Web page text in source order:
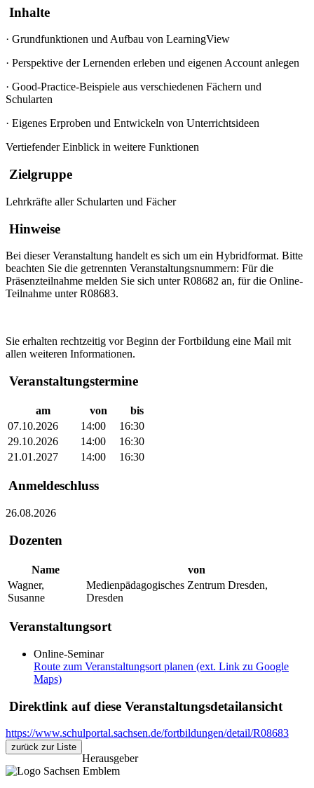
Inhalte
· Grundfunktionen und Aufbau von LearningView
· Perspektive der Lernenden erleben und eigenen Account anlegen
· Good-Practice-Beispiele aus verschiedenen Fächern und
Schularten
· Eigenes Erproben und Entwickeln von Unterrichtsideen
Vertiefender Einblick in weitere Funktionen
Zielgruppe
Lehrkräfte aller Schularten und Fächer
Hinweise
Bei dieser Veranstaltung handelt es sich um ein Hybridformat. Bitte
beachten Sie die getrennten Veranstaltungsnummern: Für die
Präsenzteilnahme melden Sie sich unter R08682 an, für die Online-
Teilnahme unter R08683.
Sie erhalten rechtzeitig vor Beginn der Fortbildung eine Mail mit
allen weiteren Informationen.
Veranstaltungstermine
am von
bis
07.10.2026
14:00
16:30
29.10.2026
14:00
16:30
21.01.2027
14:00 16:30
Anmeldeschluss
26.08.2026
Dozenten
Name
von
Wagner,
Susanne
Medienpädagogisches Zentrum Dresden,
Dresden
Veranstaltungsort
Online-Seminar
Route zum Veranstaltungsort planen (ext. Link zu Google
Maps)
Direktlink auf diese Veranstaltungsdetailansicht
https://www.schulportal.sachsen.de/fortbildungen/detail/R08683
zurück zur Liste
Herausgeber